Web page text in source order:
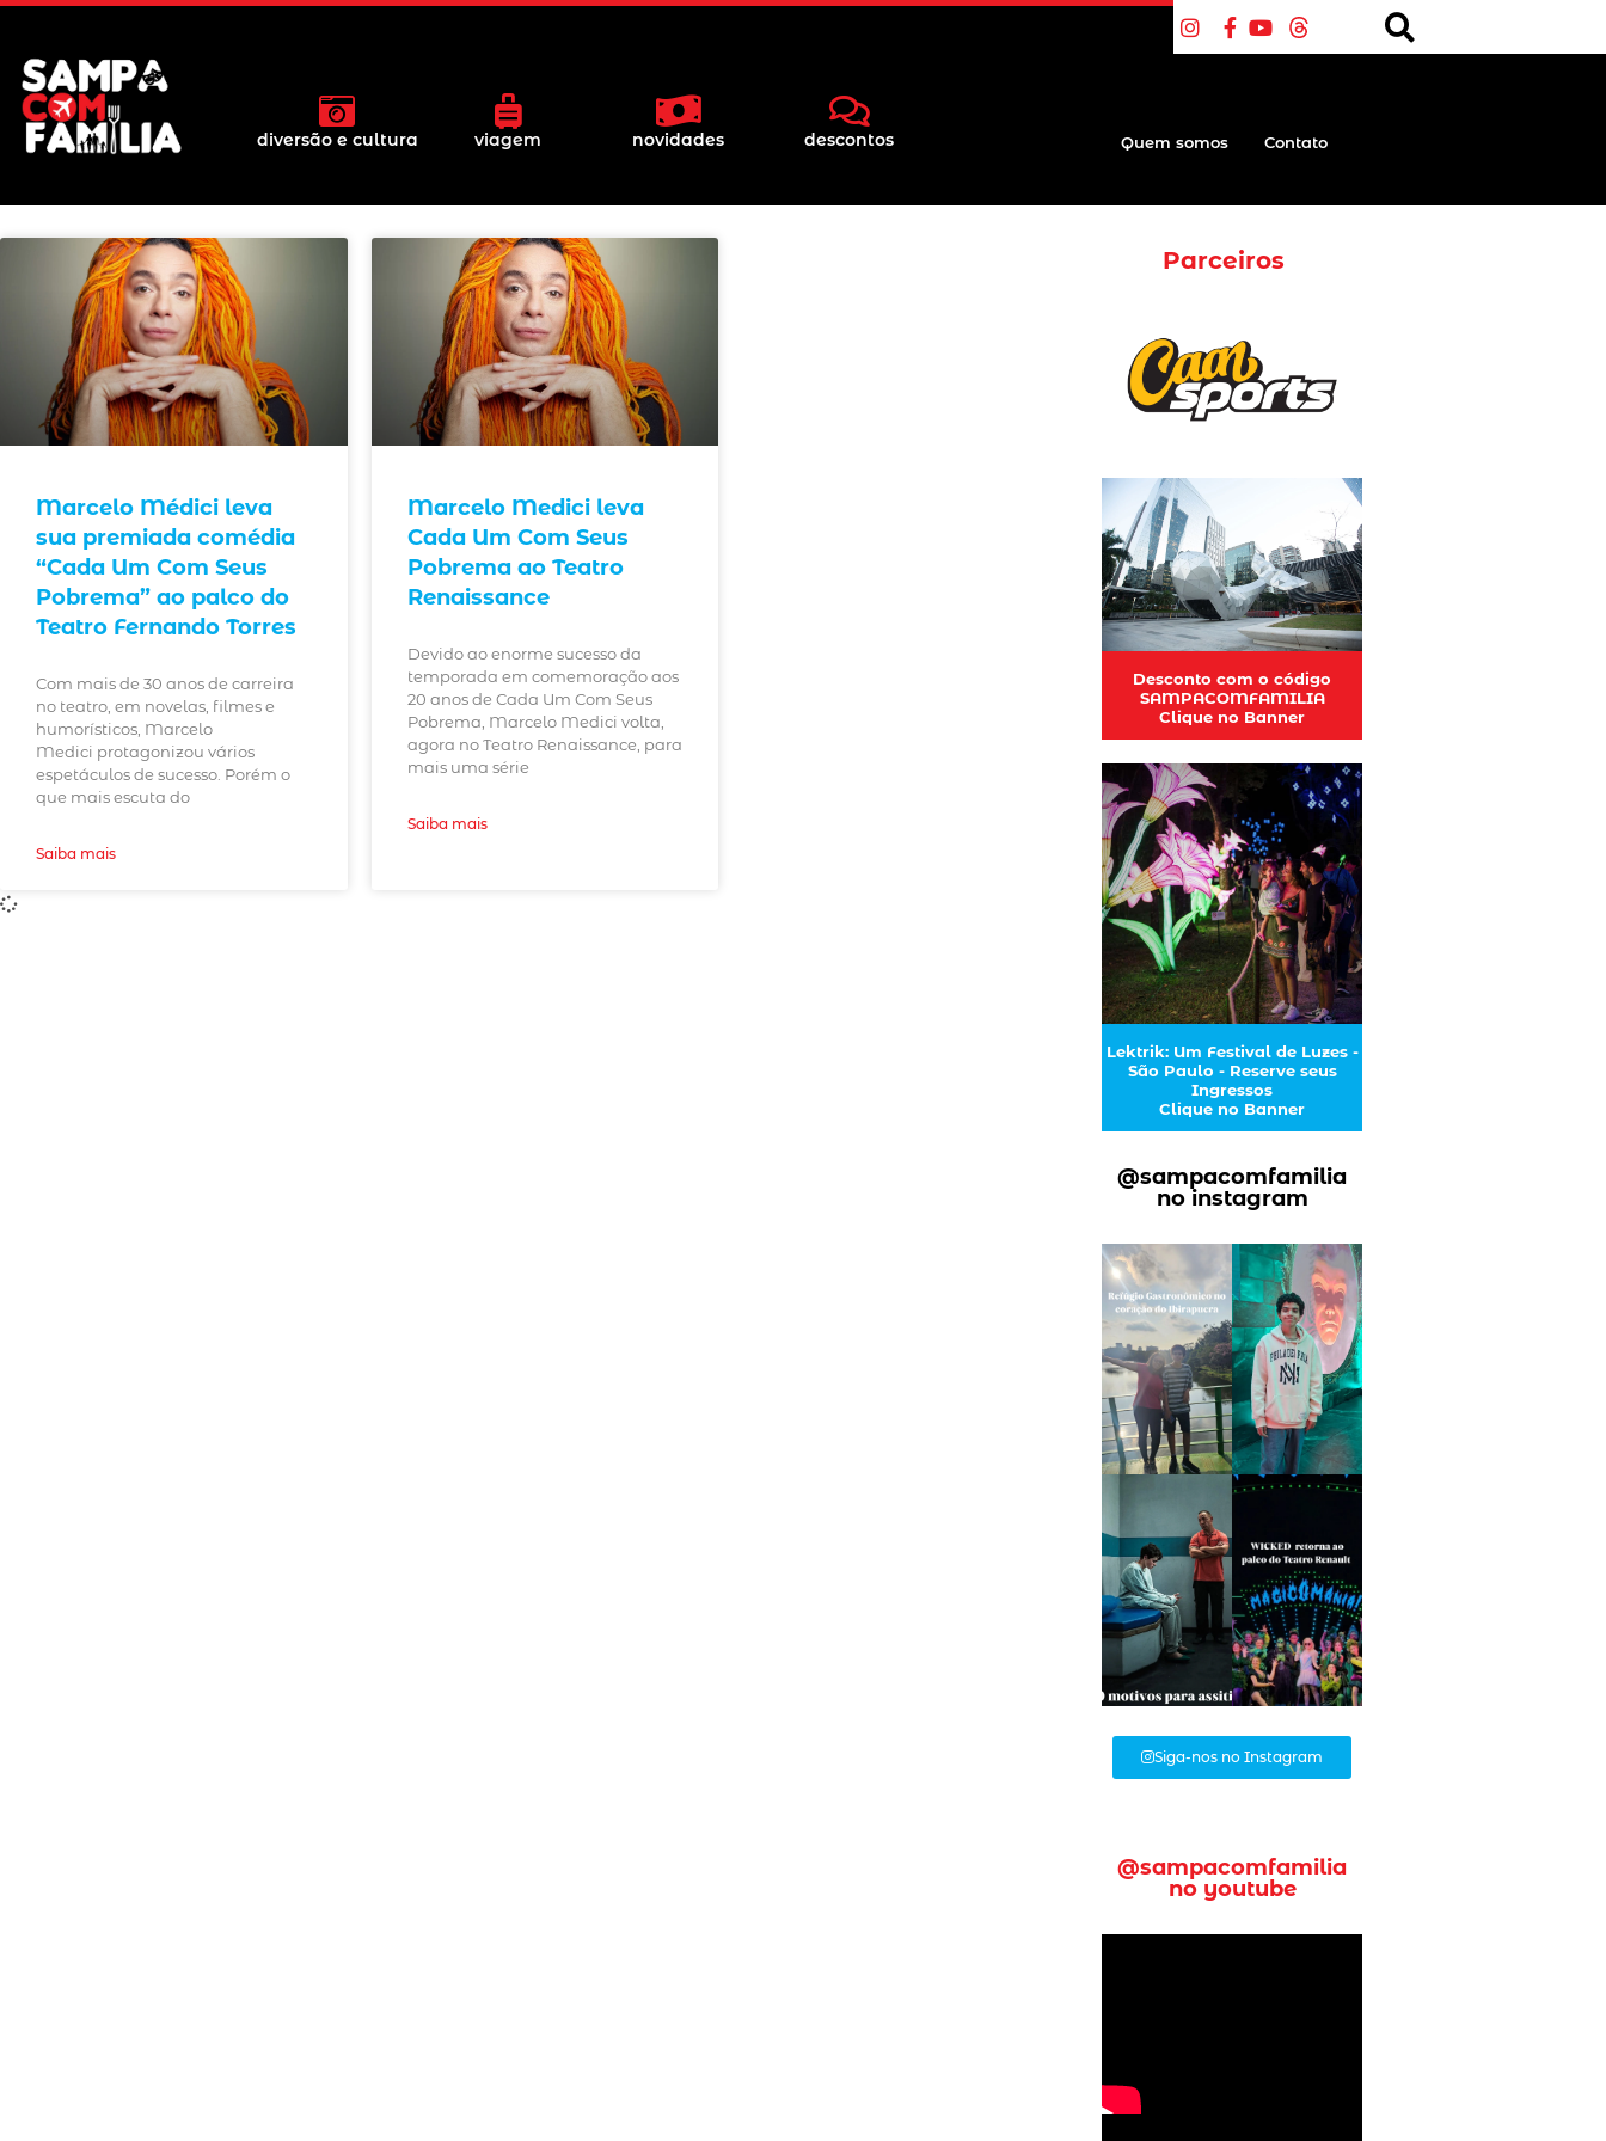
diversão e cultura viagem novidades descontos Quem somos Contato
Marcelo Médici leva
sua premiada comédia
“Cada Um Com Seus
Pobrema” ao palco do
Teatro Fernando Torres
Com mais de 30 anos de carreira
no teatro, em novelas, filmes e
humorísticos, Marcelo
Medici protagonizou vários
espetáculos de sucesso. Porém o
que mais escuta do
Saiba mais
Marcelo Medici leva
Cada Um Com Seus
Pobrema ao Teatro
Renaissance
Devido ao enorme sucesso da
temporada em comemoração aos
20 anos de Cada Um Com Seus
Pobrema, Marcelo Medici volta,
agora no Teatro Renaissance, para
mais uma série
Saiba mais
Parceiros
Desconto com o código
SAMPACOMFAMILIA
Clique no Banner
Lektrik: Um Festival de Luzes -
São Paulo - Reserve seus
Ingressos
Clique no Banner
@sampacomfamilia
no instagram
Siga-nos no Instagram
@sampacomfamilia
no youtube